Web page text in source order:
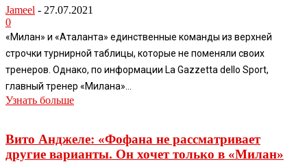
Jameel - 27.07.2021
0
«Милан» и «Аталанта» единственные команды из верхней
строчки турнирной таблицы, которые не поменяли своих
тренеров. Однако, по информации La Gazzetta dello Sport,
главный тренер «Милана»...
Узнать больше
Вито Анджеле: «Фофана не рассматривает
другие варианты. Он хочет только в «Милан»